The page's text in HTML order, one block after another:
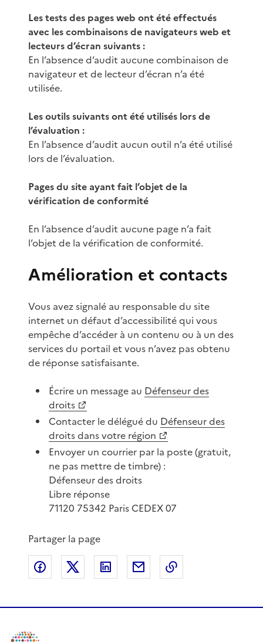
Les tests des pages web ont été effectués
avec les combinaisons de navigateurs web et
lecteurs d’écran suivants :
En l’absence d’audit aucune combinaison de
navigateur et de lecteur d’écran n’a été
utilisée.
Les outils suivants ont été utilisés lors de
l’évaluation :
En l’absence d’audit aucun outil n’a été utilisé
lors de l’évaluation.
Pages du site ayant fait l’objet de la
vérification de conformité
En l’absence d’audit aucune page n’a fait
l’objet de la vérification de conformité.
Amélioration et contacts
Vous avez signalé au responsable du site
internet un défaut d’accessibilité qui vous
empêche d’accéder à un contenu ou à un des
services du portail et vous n’avez pas obtenu
de réponse satisfaisante.
Écrire un message au Défenseur des
droits
Contacter le délégué du Défenseur des
droits dans votre région
Envoyer un courrier par la poste (gratuit,
ne pas mettre de timbre) :
Défenseur des droits
Libre réponse
71120 75342 Paris CEDEX 07
Partager la page
Partager sur Facebook
Partager sur XPartager sur LinkedIn
Partager par email